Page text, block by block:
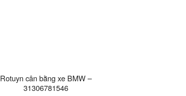
Rotuyn cân bằng xe BMW –
31306781546